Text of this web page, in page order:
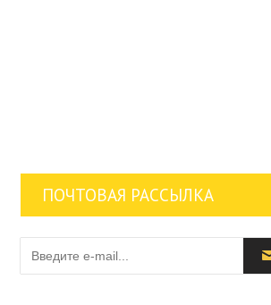
ПОЧТОВАЯ РАССЫЛКА